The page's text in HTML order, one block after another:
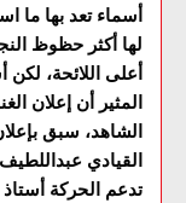
أسماء تعد بها
لها أكثر حظوظ
أعلى اللائحة،
المثير أن إعلان
الشاهد، سبق
القيادي
تدعم الحركة